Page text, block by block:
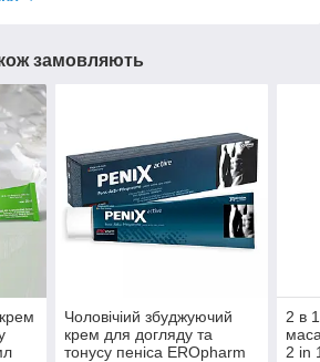
замовляють
Чоловічіий збуджуючий
крем для догляду та
тонусу пеніса EROpharm
2 в
2 in